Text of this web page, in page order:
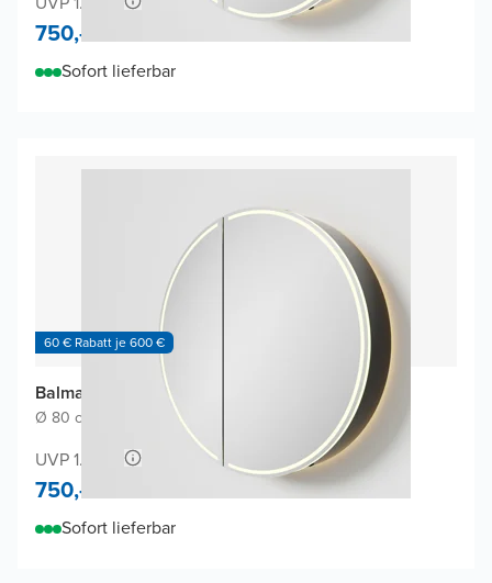
750,-
Sofort lieferbar
60 € Rabatt je 600 €
Balmani Mara Spiegelschrank
Ø 80 cm Schwarz Matt
UVP 1.420,-
750,-
Sofort lieferbar